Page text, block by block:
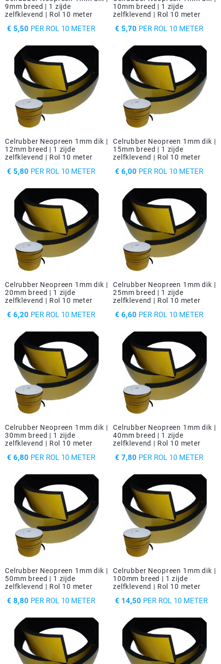
Driehoek/Wig profielen
Silicone U Profielen
Luikenpakking
Oploopprofielen
Hoekprofielen
O-ringen
Schoonmaakmiddel
9mm breed | 1 zijde
zelfklevend | Rol 10 meter
€ 5,50 PER ROL 10 METER
PRIJS
10mm breed | 1 zijde
zelfklevend | Rol 10 meter
€ 5,70 PER ROL 10 METER
PRIJS
Celrubber Neopreen 1mm dik |
12mm breed | 1 zijde
zelfklevend | Rol 10 meter
€ 5,80 PER ROL 10 METER
PRIJS
Celrubber Neopreen 1mm dik |
15mm breed | 1 zijde
zelfklevend | Rol 10 meter
€ 6,00 PER ROL 10 METER
PRIJS
Celrubber Neopreen 1mm dik |
20mm breed | 1 zijde
zelfklevend | Rol 10 meter
€ 6,20 PER ROL 10 METER
PRIJS
Celrubber Neopreen 1mm dik |
25mm breed | 1 zijde
zelfklevend | Rol 10 meter
€ 6,60 PER ROL 10 METER
PRIJS
Celrubber Neopreen 1mm dik |
30mm breed | 1 zijde
zelfklevend | Rol 10 meter
€ 6,80 PER ROL 10 METER
PRIJS
Celrubber Neopreen 1mm dik |
40mm breed | 1 zijde
zelfklevend | Rol 10 meter
€ 7,80 PER ROL 10 METER
PRIJS
Celrubber Neopreen 1mm dik |
50mm breed | 1 zijde
zelfklevend | Rol 10 meter
€ 8,80 PER ROL 10 METER
PRIJS
Celrubber Neopreen 1mm dik |
100mm breed | 1 zijde
zelfklevend | Rol 10 meter
€ 14,50 PER ROL 10 METER
PRIJS